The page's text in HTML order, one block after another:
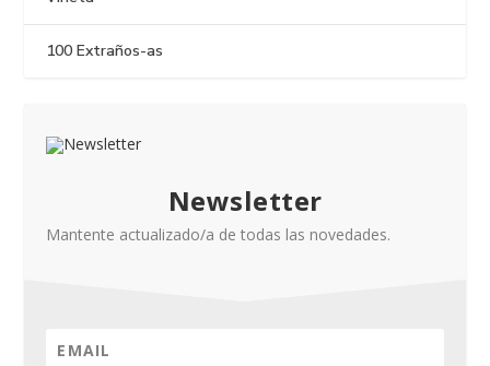
100 Extraños-as
Newsletter
Mantente actualizado/a de todas las novedades.